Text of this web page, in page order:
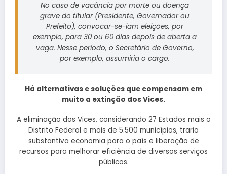
No caso de vacância por morte ou doença
grave do titular (Presidente, Governador ou
Prefeito), convocar-se-iam eleições, por
exemplo, para 30 ou 60 dias depois de aberta a
vaga. Nesse período, o Secretário de Governo,
por exemplo, assumiria o cargo.
Há alternativas e soluções que compensam em
muito a extinção dos Vices.
A eliminação dos Vices, considerando 27 Estados mais o
Distrito Federal e mais de 5.500 municípios, traria
substantiva economia para o país e liberação de
recursos para melhorar eficiência de diversos serviços
públicos.